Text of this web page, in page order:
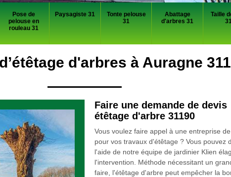
Pose de
pelouse en
rouleau 31
Paysagiste 31
Tonte pelouse
31
Abattage
d'arbres 31
Taille
d'arbres à Auragne
Faire une demande de devis
étêtage d'arbre 31190
Vous voulez faire appel à une entreprise
pour vos travaux d'étêtage ? Vous pouvez
l'aide de notre équipe de jardinier Klien
l'intervention. Méthode nécessitant un
faire, l'étêtage d'arbre peut empêcher la